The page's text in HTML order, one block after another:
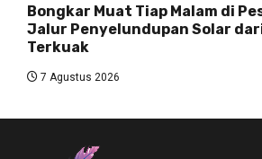
Bongkar Muat Tiap Malam di
Jalur Penyelundupan Solar
Terkuak
7 Agustus 2026